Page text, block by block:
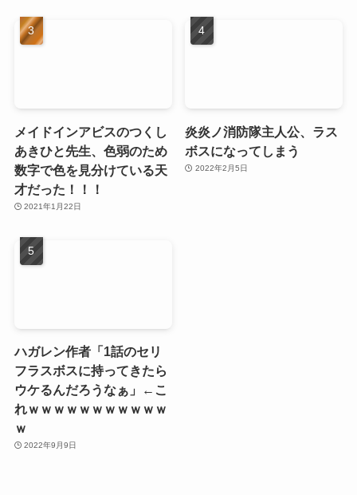
メイドインアビスのつくし
あきひと先生、色弱のため
数字で色を見分けている天
才だった！！！
2021年1月22日
炎炎ノ消防隊主人公、ラス
ボスになってしまう
2022年2月5日
ハガレン作者「1話のセリ
フラスボスに持ってきたら
ウケるんだろうなぁ」←こ
れｗｗｗｗｗｗｗｗｗｗｗ
ｗ
2022年9月9日